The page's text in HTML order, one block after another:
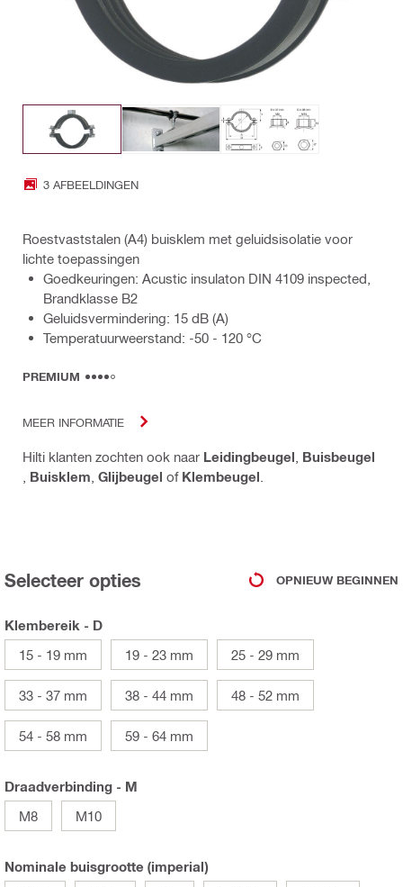
3 AFBEELDINGEN
Roestvaststalen (A4) buisklem met geluidsisolatie voor
lichte toepassingen
Goedkeuringen: Acustic insulaton DIN 4109 inspected,
Brandklasse B2
Geluidsvermindering: 15 dB (A)
Temperatuurweerstand: -50 - 120 °C
PREMIUM
MEER INFORMATIE
Hilti klanten zochten ook naar Leidingbeugel Buisbeugel
Buisklem Glijbeugel of Klembeugel
Selecteer opties OPNIEUW BEGINNEN
Klembereik - D
15 - 19 mm
19 - 23 mm 25 - 29 mm
33 - 37 mm 38 - 44 mm 48 - 52 mm
54 - 58 mm 59 - 64 mm
Draadverbinding - M
M8
M10
Nominale buisgrootte (imperial)